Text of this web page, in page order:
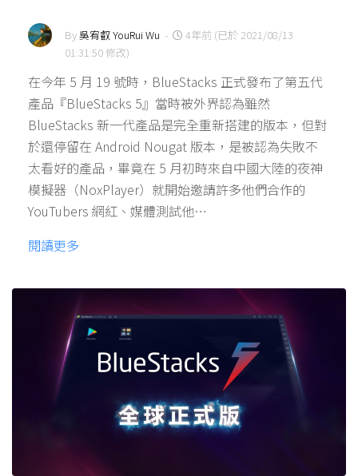
By吳宥叡 YouRui Wu -
4年前 (已於 2021/08/13
01:31:50 修改)
在今年 5 月 19 號時，BlueStacks 正式發布了第五代
產品『BlueStacks 5』當時被外界認為雖然
BlueStacks 新一代產品是完全重新搭建的版本，但對
於還停留在 Android Nougat 版本，是被認為失敗不
太看好的產品，畢竟在 5 月初時來自中國大陸的夜神
模擬器（NoxPlayer）就開始邀請許多他們合作的
YouTubers 網紅、媒體測試他…
閱讀更多